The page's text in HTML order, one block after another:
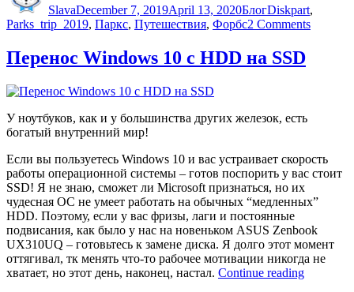
SlavaDecember 7, 2019April 13, 2020БлогDiskpart,
Parks_trip_2019, Паркс, Путешествия, Форбс2 Commentson
Перенос Windows 10 c HDD на SSD
У ноутбуков, как и у большинства других железок, есть
богатый внутренний мир!
Если вы пользуетесь Windows 10 и вас устраивает скорость
работы операционной системы – готов поспорить у вас стоит
SSD! Я не знаю, сможет ли Microsoft признаться, но их
чудесная ОС не умеет работать на обычных “медленных”
HDD. Поэтому, если у вас фризы, лаги и постоянные
подвисания, как было у нас на новеньком ASUS Zenbook
UX310UQ – готовьтесь к замене диска. Я долго этот момент
оттягивал, тк менять что-то рабочее мотивации никогда не
хватает, но этот день, наконец, настал. Continue reading“Перенос